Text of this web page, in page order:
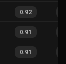
0.92
0.91
0.91